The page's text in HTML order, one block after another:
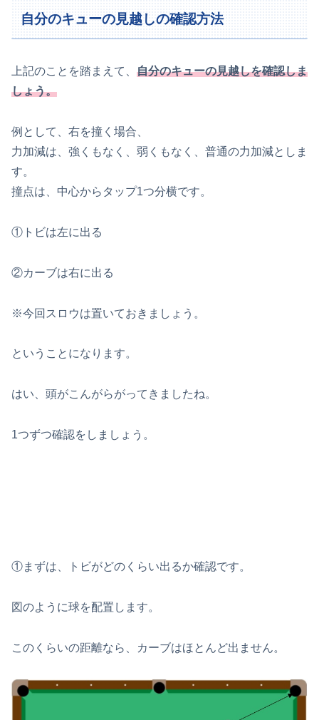
自分のキューの見越しの確認方法
上記のことを踏まえて、 自分のキューの見越しを確認しま
しょう。
例として、右を撞く場合、
力加減は、強くもなく、弱くもなく、普通の力加減としま
す。
撞点は、中心からタップ1つ分横です。
①トビは左に出る
②カーブは右に出る
※今回スロウは置いておきましょう。
ということになります。
はい、頭がこんがらがってきましたね。
1つずつ確認をしましょう。
①まずは、トビがどのくらい出るか確認です。
図のように球を配置します。
このくらいの距離なら、カーブはほとんど出ません。